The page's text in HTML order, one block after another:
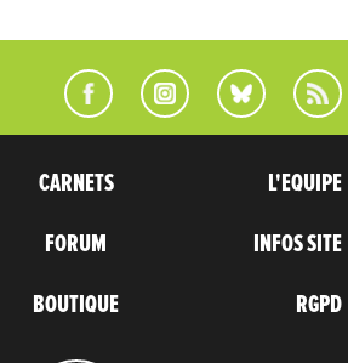
CARNETS
FORUM
BOUTIQUE
L'EQUIPE
INFOS SITE
RGPD